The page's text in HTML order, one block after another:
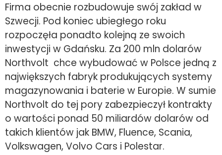
Firma obecnie rozbudowuje swój zakład w
Szwecji. Pod koniec ubiegłego roku
rozpoczęła ponadto kolejną ze swoich
inwestycji w Gdańsku. Za 200 mln dolarów
Northvolt chce wybudować w Polsce jedną z
największych fabryk produkujących systemy
magazynowania i baterie w Europie. W sumie
Northvolt do tej pory zabezpieczył kontrakty
o wartości ponad 50 miliardów dolarów od
takich klientów jak BMW, Fluence, Scania,
Volkswagen, Volvo Cars i Polestar.